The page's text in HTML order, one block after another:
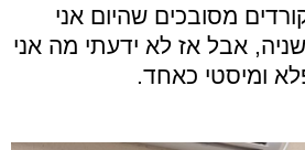
מסובכים שהיום אני
אבל אז לא ידעתי מה אני
ומיסטי כאחד.